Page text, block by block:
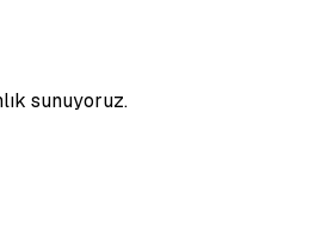
sunuyoruz.